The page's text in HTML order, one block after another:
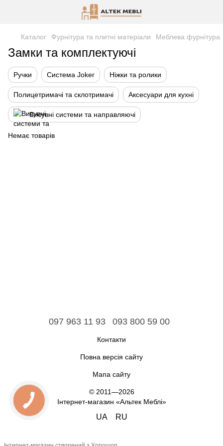
Каталог Фурнітура та плитні матеріали Меблева фурнітура
Замки та комплектуючі
Ручки Система Joker Ніжки та ролики
Полицетримачі та склотримачі Аксесуари для кухні
Висувні системи та направляючі
Немає товарів
097 963 11 93 093 800 59 00
Контакти
Повна версія сайту
Мапа сайту
© 2011—2026
Інтернет-магазин «Альтек Меблі»
UA RU